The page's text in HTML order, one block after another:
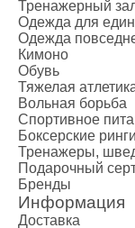
Тренажерный
Одежда для
Одежда
Кимоно
Обувь
Тяжелая
Вольная борьба
Спортивное
Боксерские
Тренажеры,
Подарочный
Бренды
Информация
Доставка